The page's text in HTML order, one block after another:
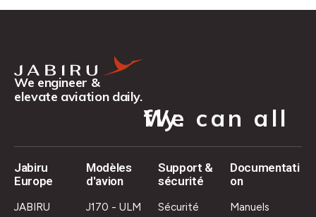
We engineer &
elevate aviation daily.
We can all fly.
Jabiru
Europe
JABIRU
Modèles
d'avion
J170 - ULM
Support &
sécurité
Sécurité
Documentati
on
Manuels